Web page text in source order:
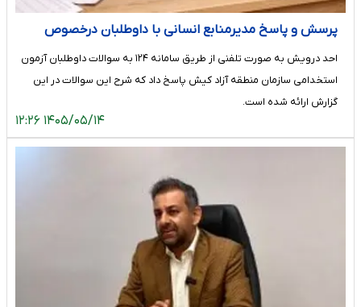
پرسش و پاسخ مدیرمنابع انسانی با داوطلبان درخصوص
احد درویش به صورت تلفنی از طریق سامانه ۱۲۴ به سوالات داوطلبان آزمون
استخدامی سازمان منطقه آزاد کیش پاسخ داد که شرح این سوالات در این
گزارش ارائه شده است.
۱۴۰۵/۰۵/۱۴ ۱۲:۲۶